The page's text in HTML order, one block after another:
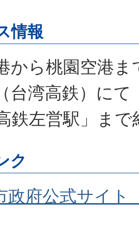
情報
から桃園空港ま
台湾高鉄）にて
鉄左営駅」まで
ク
政府公式サイト